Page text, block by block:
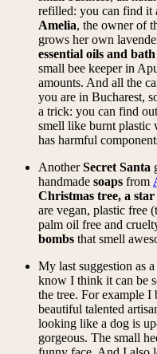
refilled: you can find it
Amelia, the owner of
grows her own
essential oils and
small bee keeper in
amounts. And all the
you are in Bucharest,
a trick: you can find
smell like burnt plastic
has harmful
AnotherSecret Santa
handmade soaps from
Christmas tree, a
are vegan, plastic free
palm oil free and
bombs that smell
My last suggestion as
know I think it can be
the tree. For example I
beautiful talented
looking like a dog is
gorgeous. The small